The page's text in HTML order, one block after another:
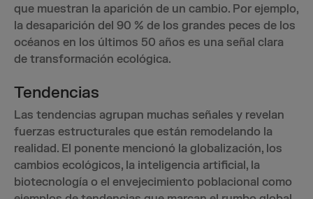
que muestran la aparición de un cambio. Por ejemplo,
la desaparición del 90 % de los grandes peces de los
océanos en los últimos 50 años es una señal clara
de transformación ecológica.
Tendencias
Las tendencias agrupan muchas señales y revelan
fuerzas estructurales que están remodelando la
realidad. El ponente mencionó la globalización, los
cambios ecológicos, la inteligencia artificial, la
biotecnología o el envejecimiento poblacional como